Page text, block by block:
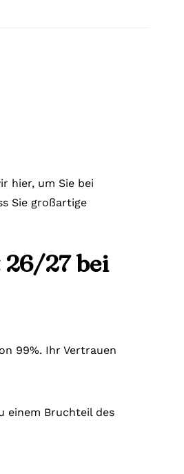
hier, um Sie bei
Sie großartige
27 bei
99%. Ihr Vertrauen
einem Bruchteil des